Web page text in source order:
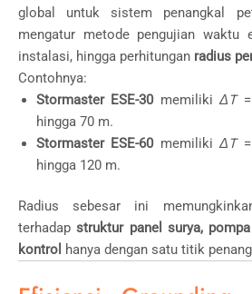
global untuk sistem penangkal
mengatur metode pengujian waktu
instalasi, hingga perhitungan radius
Contohnya:
Stormaster ESE-30memilikiΔT=
hingga 70 m.
Stormaster ESE-60memilikiΔT=
hingga 120 m.
Radius sebesar ini
terhadapstruktur panel surya,
kontrol hanya dengan satu titik